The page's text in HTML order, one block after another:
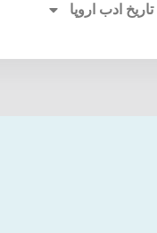
تاریخ ادب اروپا